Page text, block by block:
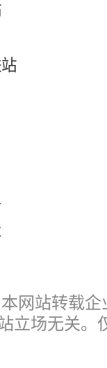
网站转载
立场无关。